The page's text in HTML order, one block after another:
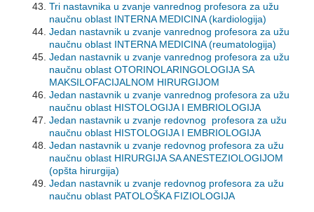
Tri nastavnika u zvanje vanrednog profesora za užu
naučnu oblast INTERNA MEDICINA (kardiologija)
Jedan nastavnik u zvanje vanrednog profesora za užu
naučnu oblast INTERNA MEDICINA (reumatologija)
Jedan nastavnik u zvanje vanrednog profesora za užu
naučnu oblast OTORINOLARINGOLOGIJA SA
MAKSILOFACIJALNOM HIRURGIJOM
Jedan nastavnik u zvanje vanrednog profesora za užu
naučnu oblast HISTOLOGIJA I EMBRIOLOGIJA
Jedan nastavnik u zvanje redovnog profesora za užu
naučnu oblast HISTOLOGIJA I EMBRIOLOGIJA
Jedan nastavnik u zvanje redovnog profesora za užu
naučnu oblast HIRURGIJA SA ANESTEZIOLOGIJOM
(opšta hirurgija)
Jedan nastavnik u zvanje redovnog profesora za užu
naučnu oblast PATOLOŠKA FIZIOLOGIJA